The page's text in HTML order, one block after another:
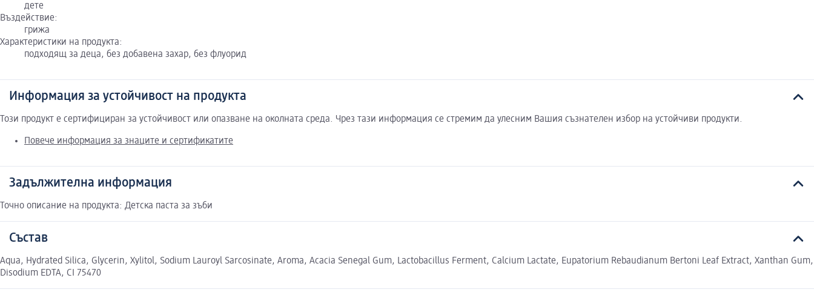
дете
Въздействие:
грижа
Характеристики на продукта:
подходящ за деца, без добавена захар, без флуорид
Информация за устойчивост на продукта
Този продукт е сертифициран за устойчивост или опазване на околната среда. Чрез тази информация се стремим да улесним Вашия съзнателен избор на устойчиви продукти.
Повече информация за знаците и сертификатите
Задължителна информация
Точно описание на продукта: Детска паста за зъби
Състав
Aqua, Hydrated Silica, Glycerin, Xylitol, Sodium Lauroyl Sarcosinate, Aroma, Acacia Senegal Gum, Lactobacillus Ferment, Calcium Lactate, Eupatorium Rebaudianum Bertoni Leaf Extract, Xanthan Gum,
Disodium EDTA, CI 75470